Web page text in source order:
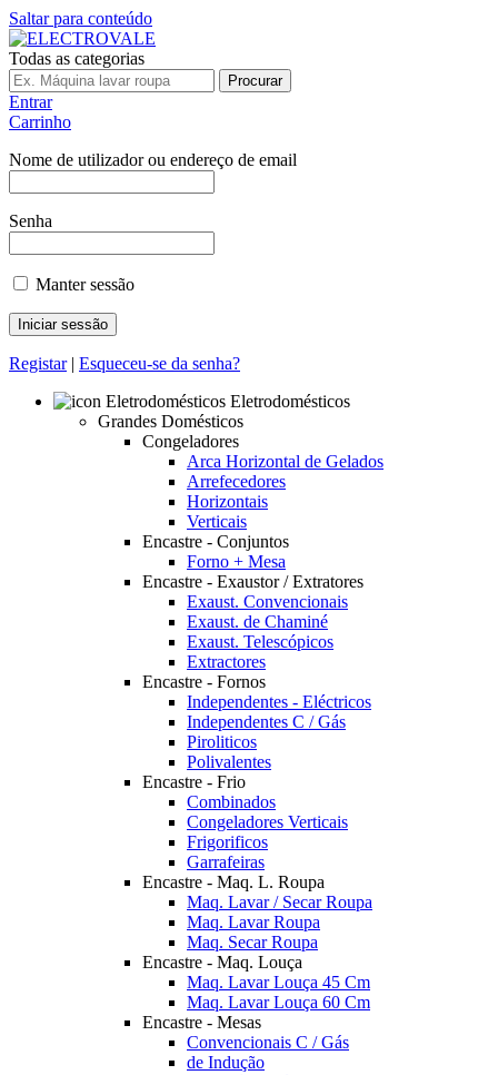
Saltar para conteúdo
Todas as categorias
Procurar
Entrar
Carrinho
Nome de utilizador ou endereço de email
Senha
Manter sessão
Registar| Esqueceu-se da senha?
Eletrodomésticos
Grandes Domésticos
Congeladores
Arca Horizontal de Gelados
Arrefecedores
Horizontais
Verticais
Encastre - Conjuntos
Forno + Mesa
Encastre - Exaustor / Extratores
Exaust. Convencionais
Exaust. de Chaminé
Exaust. Telescópicos
Extractores
Encastre - Fornos
Independentes - Eléctricos
Independentes C / Gás
Piroliticos
Polivalentes
Encastre - Frio
Combinados
Congeladores Verticais
Frigorificos
Garrafeiras
Encastre - Maq. L. Roupa
Maq. Lavar / Secar Roupa
Maq. Lavar Roupa
Maq. Secar Roupa
Encastre - Maq. Louça
Maq. Lavar Louça 45 Cm
Maq. Lavar Louça 60 Cm
Encastre - Mesas
Convencionais C / Gás
de Indução